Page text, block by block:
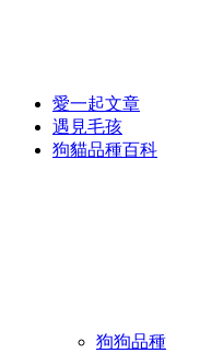
愛一起文章
遇見毛孩
狗貓品種百科
狗狗品種